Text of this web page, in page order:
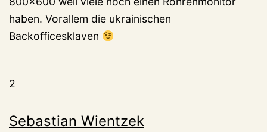
haben. Vorallem die ukrainischen
Backofficesklaven
2
Sebastian Wientzek